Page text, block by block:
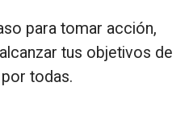
para tomar acción,
tus objetivos de
todas.